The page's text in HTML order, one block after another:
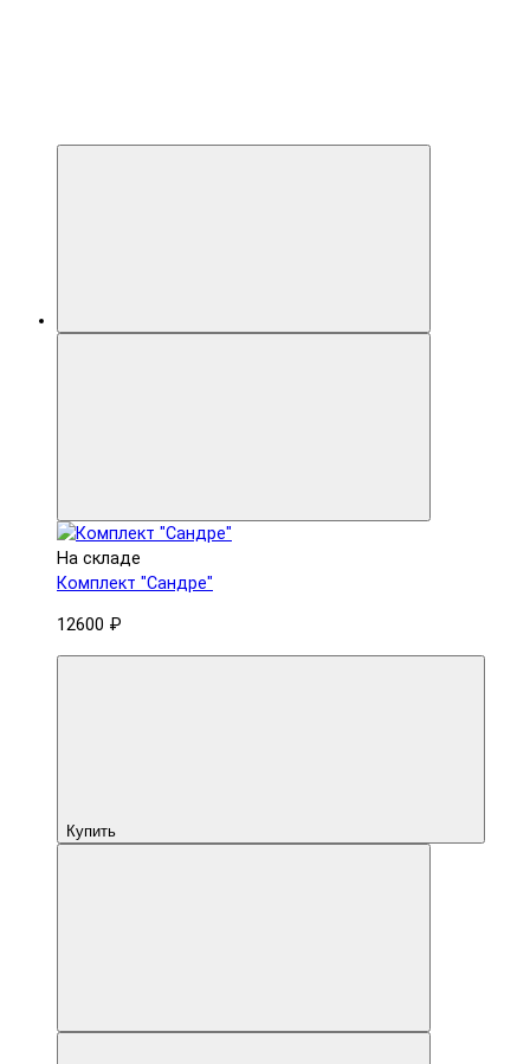
На складе
Комплект "Сандре"
12600 ₽
Купить